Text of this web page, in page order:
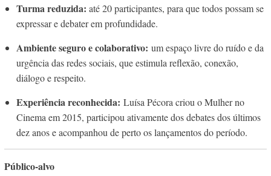
Turma reduzida: até 20 participantes, para que todos possam se
expressar e debater em profundidade.
Ambiente seguro e colaborativo: um espaço livre do ruído e da
urgência das redes sociais, que estimula reflexão, conexão,
diálogo e respeito.
Experiência reconhecida: Luísa Pécora criou o Mulher no
Cinema em 2015, participou ativamente dos debates dos últimos
dez anos e acompanhou de perto os lançamentos do período.
Público-alvo